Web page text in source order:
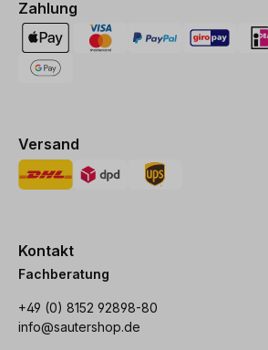
Zahlung
Versand
Kontakt
Fachberatung
+49 (0) 8152 92898-80
info@sautershop.de